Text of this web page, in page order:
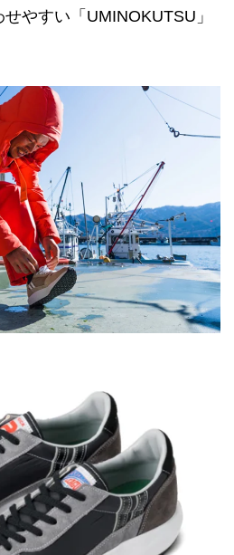
やすい「UMINOKUTSU」